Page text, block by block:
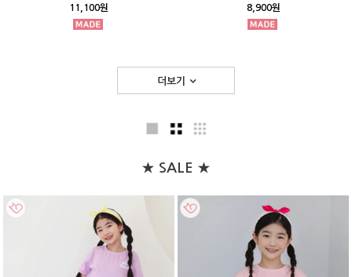
11,100원
8,900원
더보기
★ SALE ★